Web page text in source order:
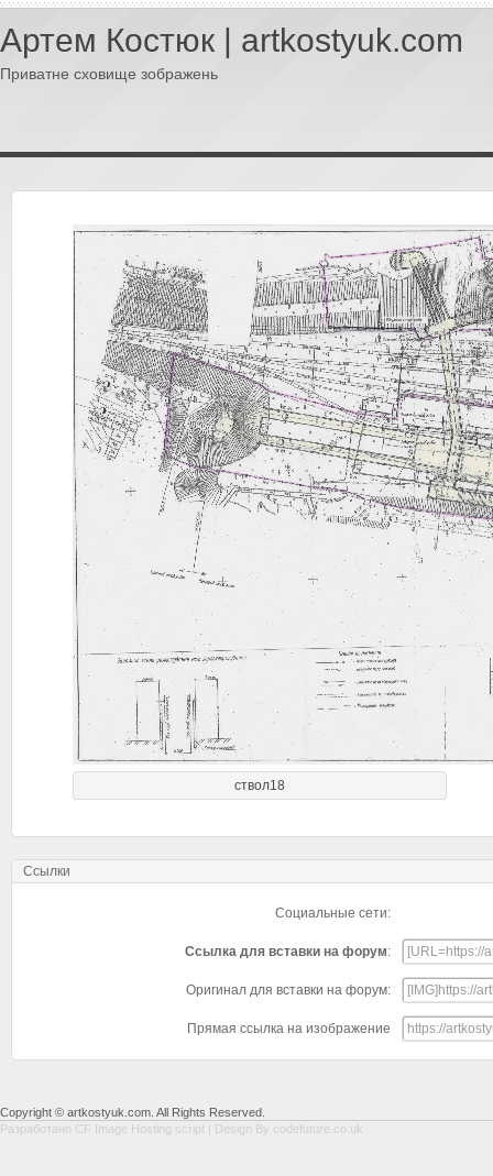
Артем Костюк | artkostyuk.com
Приватне сховище зображень
ствол18
Ссылки
Социальные сети:
Ссылка для вставки на форум:
Оригинал для вставки на форум:
Прямая ссылка на изображение
Copyright © artkostyuk.com. All Rights Reserved.
Разработано CF Image Hosting script | Design By codefuture.co.uk